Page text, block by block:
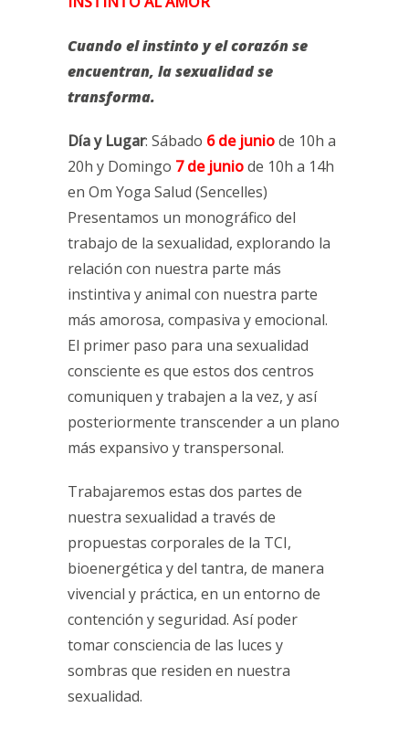
Cuando el instinto y el corazón se
encuentran, la sexualidad se
transforma.
Día y Lugar: Sábado 6 de juniode 10h a
20h y Domingo 7 de juniode 10h a 14h
en Om Yoga Salud (Sencelles)
Presentamos un monográfico del
trabajo de la sexualidad, explorando la
relación con nuestra parte más
instintiva y animal con nuestra parte
más amorosa, compasiva y emocional.
El primer paso para una sexualidad
consciente es que estos dos centros
comuniquen y trabajen a la vez, y así
posteriormente transcender a un plano
más expansivo y transpersonal.
Trabajaremos estas dos partes de
nuestra sexualidad a través de
propuestas corporales de la TCI,
bioenergética y del tantra, de manera
vivencial y práctica, en un entorno de
contención y seguridad. Así poder
tomar consciencia de las luces y
sombras que residen en nuestra
sexualidad.